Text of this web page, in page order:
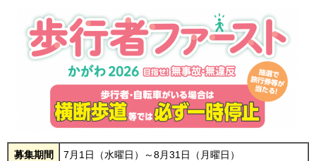
募集期間 7月1日（水曜日）～8月31日（月曜日）